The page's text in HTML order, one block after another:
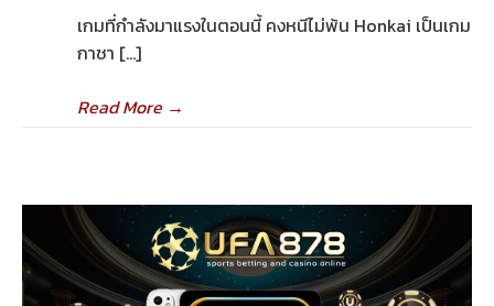
เกมที่กำลังมาแรงในตอนนี้ คงหนีไม่พ้น Honkai เป็นเกม
กาชา […]
Read More→